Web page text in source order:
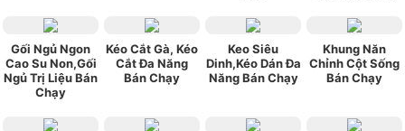
Gối Ngủ Ngon
Cao Su Non,Gối
Ngủ Trị Liệu Bán
Chạy
Kéo Cắt Gà, Kéo
Cắt Đa Năng
Bán Chạy
Keo Siêu
Dinh,Kéo Dán Đa
Năng Bán Chạy
Khung Năn
Chỉnh Cột Sống
Bán Chạy